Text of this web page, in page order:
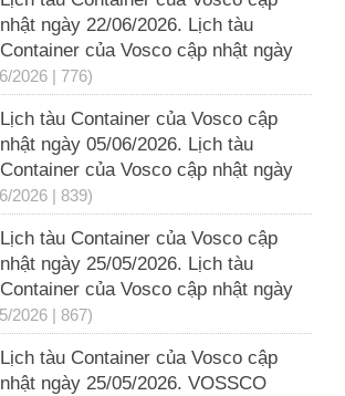
nhật ngày 22/06/2026. Lịch tàu
Container của Vosco cập nhật ngày
2026 | 776)
Lịch tàu Container của Vosco cập
nhật ngày 05/06/2026. Lịch tàu
Container của Vosco cập nhật ngày
2026 | 839)
Lịch tàu Container của Vosco cập
nhật ngày 25/05/2026. Lịch tàu
Container của Vosco cập nhật ngày
2026 | 867)
Lịch tàu Container của Vosco cập
nhật ngày 25/05/2026. VOSSCO